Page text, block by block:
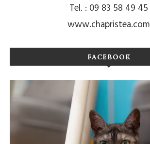
Tel. : 09 83 58 49 45
www.chapristea.com
FACEBOOK